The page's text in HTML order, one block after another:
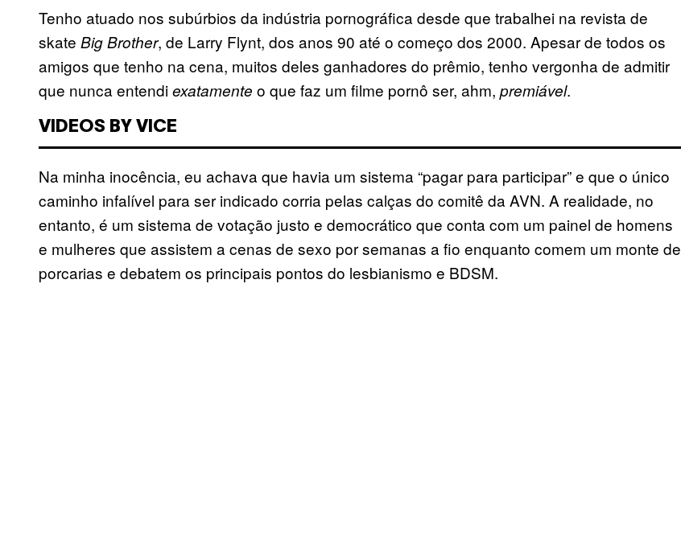
Tenho atuado nos subúrbios da indústria pornográfica desde que trabalhei na revista de
skate Big Brother, de Larry Flynt, dos anos 90 até o começo dos 2000. Apesar de todos os
amigos que tenho na cena, muitos deles ganhadores do prêmio, tenho vergonha de admitir
que nunca entendiexatamente o que faz um filme pornô ser, ahm, premiável.
VIDEOS BY VICE
Na minha inocência, eu achava que havia um sistema “pagar para participar” e que o único
caminho infalível para ser indicado corria pelas calças do comitê da AVN. A realidade, no
entanto, é um sistema de votação justo e democrático que conta com um painel de homens
e mulheres que assistem a cenas de sexo por semanas a fio enquanto comem um monte de
porcarias e debatem os principais pontos do lesbianismo e BDSM.